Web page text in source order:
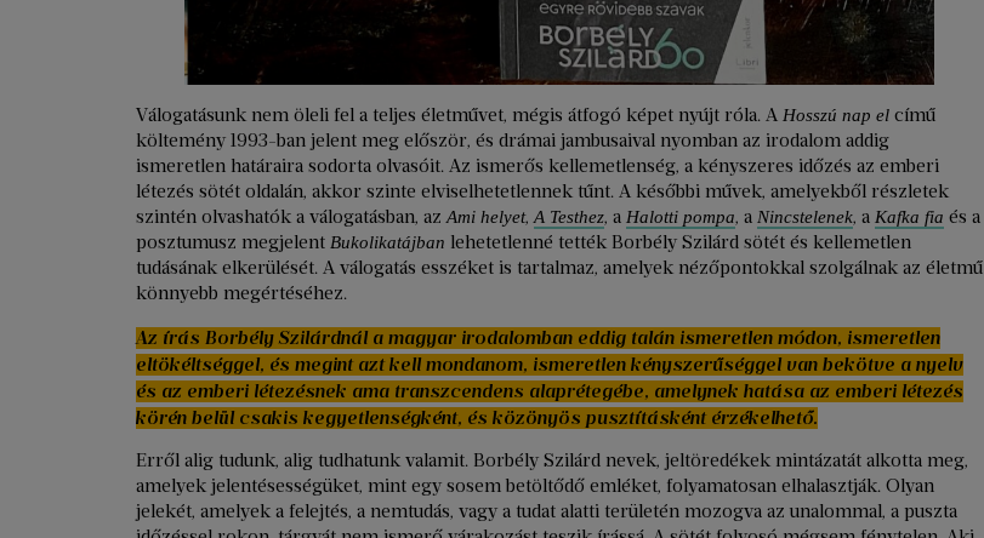
Válogatásunk nem öleli fel a teljes életművet, mégis átfogó képet nyújt róla. A Hosszú nap el című
költemény 1993-ban jelent meg először, és drámai jambusaival nyomban az irodalom addig
ismeretlen határaira sodorta olvasóit. Az ismerős kellemetlenség, a kényszeres időzés az emberi
létezés sötét oldalán, akkor szinte elviselhetetlennek tűnt. A későbbi művek, amelyekből részletek
szintén olvashatók a válogatásban, azAmi helyet,A Testhez, a Halotti pompa, a Nincstelenek, a Kafka fia és a
posztumusz megjelent Bukolikatájban lehetetlenné tették Borbély Szilárd sötét és kellemetlen
tudásának elkerülését. A válogatás esszéket is tartalmaz, amelyek nézőpontokkal szolgálnak az életmű
könnyebb megértéséhez.
Az írás Borbély Szilárdnál a magyar irodalomban eddig talán ismeretlen módon, ismeretlen
eltökéltséggel, és megint azt kell mondanom, ismeretlen kényszerűséggel van bekötve a nyelv
és az emberi létezésnek ama transzcendens alaprétegébe, amelynek hatása az emberi létezés
körén belül csakis kegyetlenségként, és közönyös pusztításként érzékelhető.
Erről alig tudunk, alig tudhatunk valamit. Borbély Szilárd nevek, jeltöredékek mintázatát alkotta meg,
amelyek jelentésességüket, mint egy sosem betöltődő emléket, folyamatosan elhalasztják. Olyan
jelekét, amelyek a felejtés, a nemtudás, vagy a tudat alatti területén mozogva az unalommal, a puszta